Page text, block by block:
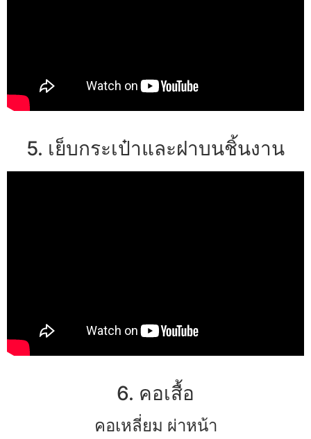
5. เย็บกระเป๋าและฝาบนชิ้นงาน
6. คอเสื้อ
คอเหลี่ยม ผ่าหน้า